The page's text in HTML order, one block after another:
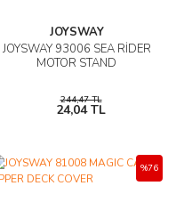
JOYSWAY
JOYSWAY 93006 SEA RİDER
MOTOR STAND
244,47 TL
24,04 TL
%76